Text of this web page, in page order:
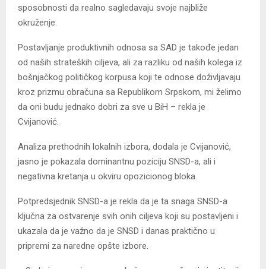
sposobnosti da realno sagledavaju svoje najbliže
okruženje.
Postavljanje produktivnih odnosa sa SAD je takođe jedan
od naših strateških ciljeva, ali za razliku od naših kolega iz
bošnjačkog političkog korpusa koji te odnose doživljavaju
kroz prizmu obračuna sa Republikom Srpskom, mi želimo
da oni budu jednako dobri za sve u BiH – rekla je
Cvijanović.
Analiza prethodnih lokalnih izbora, dodala je Cvijanović,
jasno je pokazala dominantnu poziciju SNSD-a, ali i
negativna kretanja u okviru opozicionog bloka.
Potpredsjednik SNSD-a je rekla da je ta snaga SNSD-a
ključna za ostvarenje svih onih ciljeva koji su postavljeni i
ukazala da je važno da je SNSD i danas praktično u
pripremi za naredne opšte izbore.